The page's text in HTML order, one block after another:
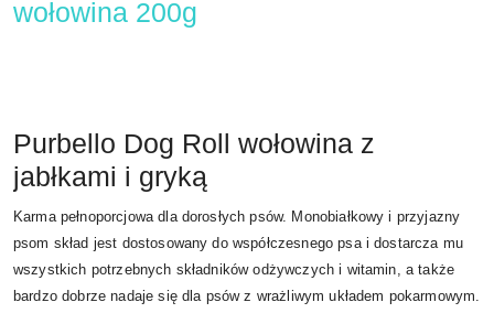
wołowina 200g
Purbello Dog Roll wołowina z
jabłkami i gryką
Karma pełnoporcjowa dla dorosłych psów. Monobiałkowy i przyjazny
psom skład jest dostosowany do współczesnego psa i dostarcza mu
wszystkich potrzebnych składników odżywczych i witamin, a także
bardzo dobrze nadaje się dla psów z wrażliwym układem pokarmowym.